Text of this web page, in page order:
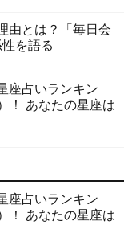
由とは？「毎日会
を語る
座占いランキン
！ あなたの星座は
座占いランキン
！ あなたの星座は